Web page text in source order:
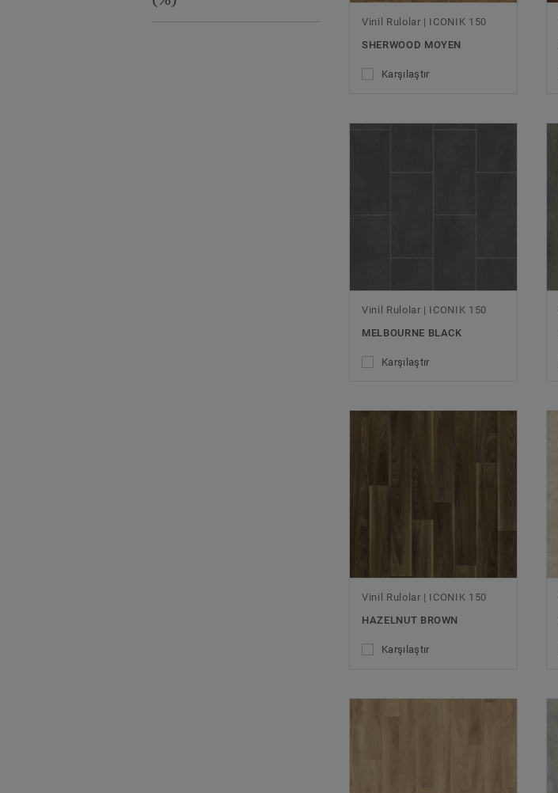
Vinil Rulolar | ICONIK 150
SHERWOOD MOYEN
Karşılaştır
Vinil Rulolar | ICONIK 150
MELBOURNE BLACK
Karşılaştır
Vinil Rulolar | ICONIK 150
HAZELNUT BROWN
Karşılaştır